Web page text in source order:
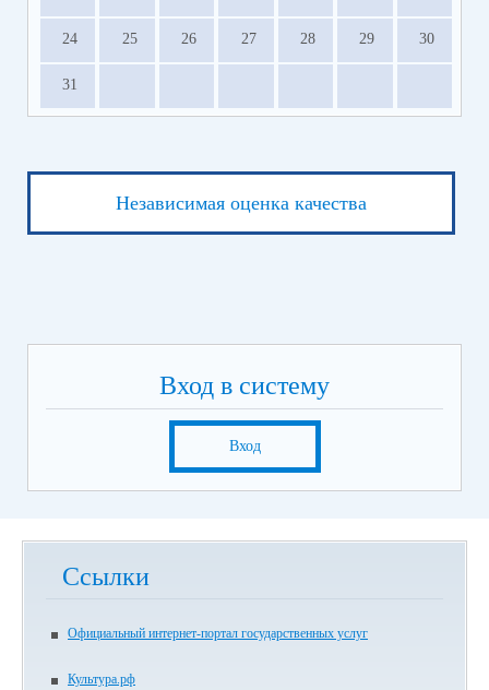
24 25 26 27 28 29 30
31
Независимая оценка качества
Вход в систему
Вход
Ссылки
Официальный интернет-портал государственных услуг
Культура.рф